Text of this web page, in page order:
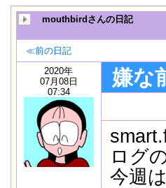
mouthbirdさんの日記
≪前の日記
2020年
07月08日
07:34
嫌な
ログ
今週